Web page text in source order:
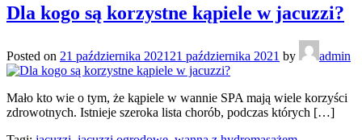
Dla kogo są korzystne kąpiele w jacuzzi?
Posted on 21 października 2021 21 października 2021 by admin
Mało kto wie o tym, że kąpiele w wannie SPA mają wiele korzyści
zdrowotnych. Istnieje szeroka lista chorób, podczas których […]